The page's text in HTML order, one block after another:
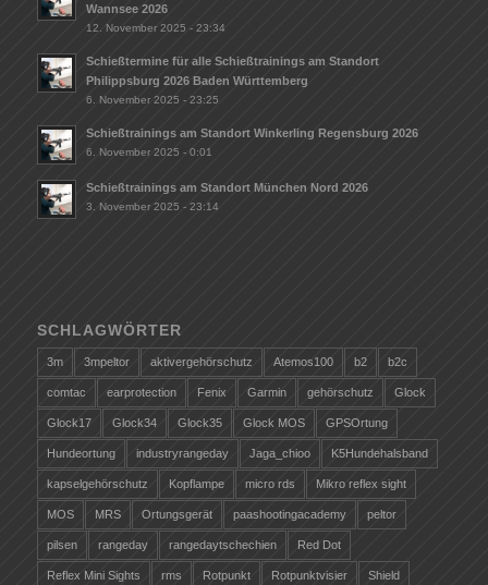
Wannsee 2026
12. November 2025 - 23:34
Schießtermine für alle Schießtrainings am Standort
Philippsburg 2026 Baden Württemberg
6. November 2025 - 23:25
Schießtrainings am Standort Winkerling Regensburg 2026
6. November 2025 - 0:01
Schießtrainings am Standort München Nord 2026
3. November 2025 - 23:14
SCHLAGWÖRTER
3m 3mpeltor aktivergehörschutz Atemos100 b2 b2c
comtac earprotection Fenix Garmin gehörschutz Glock
Glock17 Glock34 Glock35 Glock MOS GPSOrtung
Hundeortung industryrangeday Jaga_chioo K5Hundehalsband
kapselgehörschutz Kopflampe micro rds Mikro reflex sight
MOS MRS Ortungsgerät paashootingacademy peltor
pilsen rangeday rangedaytschechien Red Dot
Reflex Mini Sights rms Rotpunkt Rotpunktvisier Shield